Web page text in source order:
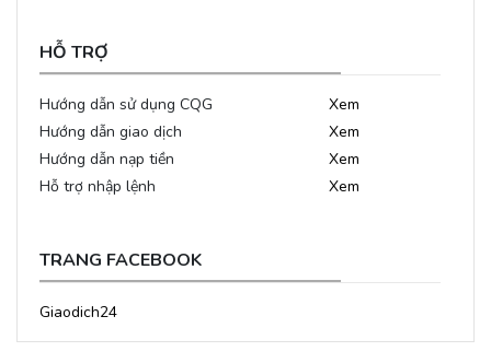
HỖ TRỢ
Hướng dẫn sử dụng CQG
Xem
Hướng dẫn giao dịch
Xem
Hướng dẫn nạp tiền
Xem
Hỗ trợ nhập lệnh
Xem
TRANG FACEBOOK
Giaodich24